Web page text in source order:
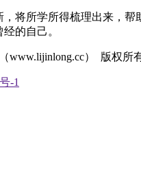
，将所学所得梳理出来，帮
的自己。
www.lijinlong.cc） 版权所
-1